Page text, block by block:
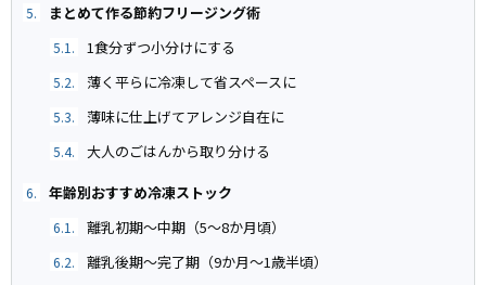
5. まとめて作る節約フリージング術
5.1. 1食分ずつ小分けにする
5.2. 薄く平らに冷凍して省スペースに
5.3. 薄味に仕上げてアレンジ自在に
5.4. 大人のごはんから取り分ける
6. 年齢別おすすめ冷凍ストック
6.1. 離乳初期〜中期（5〜8か月頃）
6.2. 離乳後期〜完了期（9か月〜1歳半頃）